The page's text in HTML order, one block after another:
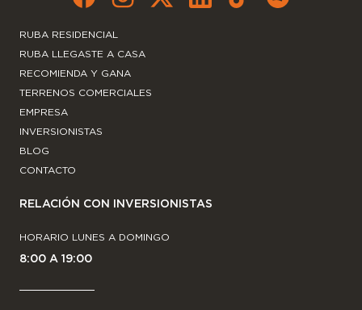
RUBA RESIDENCIAL
RUBA LLEGASTE A CASA
RECOMIENDA Y GANA
TERRENOS COMERCIALES
EMPRESA
INVERSIONISTAS
BLOG
CONTACTO
RELACIÓN CON INVERSIONISTAS
HORARIO LUNES A DOMINGO
8:00 A 19:00